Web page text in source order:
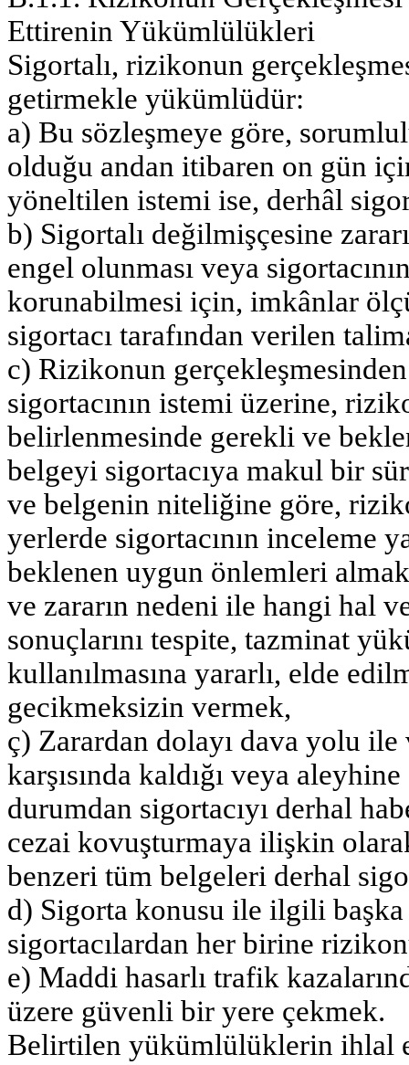
Ettirenin Yükümlülükleri
Sigortalı, rizikonun
getirmekle yükümlüdür:
a) Bu sözleşmeye göre,
olduğu andan itibaren on gün
yöneltilen istemi ise, derhâl
b) Sigortalı değilmişçesine
engel olunması veya
korunabilmesi için, imkânlar
sigortacı tarafından verilen
c) Rizikonun
sigortacının istemi üzerine,
belirlenmesinde gerekli ve
belgeyi sigortacıya makul bir
ve belgenin niteliğine göre,
yerlerde sigortacının inceleme
beklenen uygun önlemleri
ve zararın nedeni ile hangi hal
sonuçlarını tespite, tazminat
kullanılmasına yararlı, elde
gecikmeksizin vermek,
ç) Zarardan dolayı dava yolu
karşısında kaldığı veya
durumdan sigortacıyı derhal
cezai kovuşturmaya ilişkin
benzeri tüm belgeleri derhal
d) Sigorta konusu ile ilgili
sigortacılardan her birine
e) Maddi hasarlı trafik
üzere güvenli bir yere çekmek.
Belirtilen yükümlülüklerin ihlal